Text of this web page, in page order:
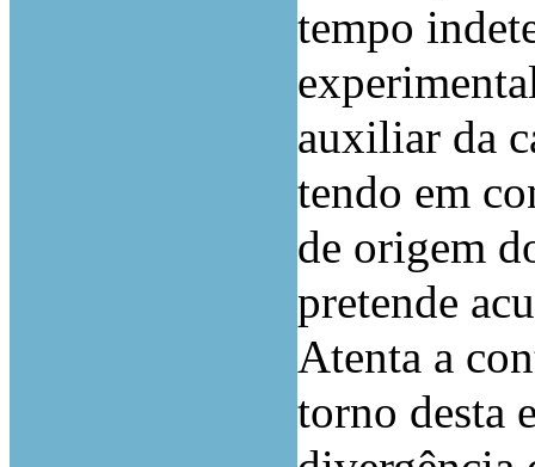
tempo
auxiliar da
tendo em
de origem
pretende
Atenta a
torno desta